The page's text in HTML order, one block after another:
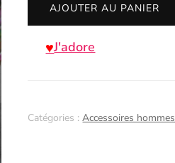
Halloween
AJOUTER AU PANIER
J'adore
Catégories :Accessoires hommes